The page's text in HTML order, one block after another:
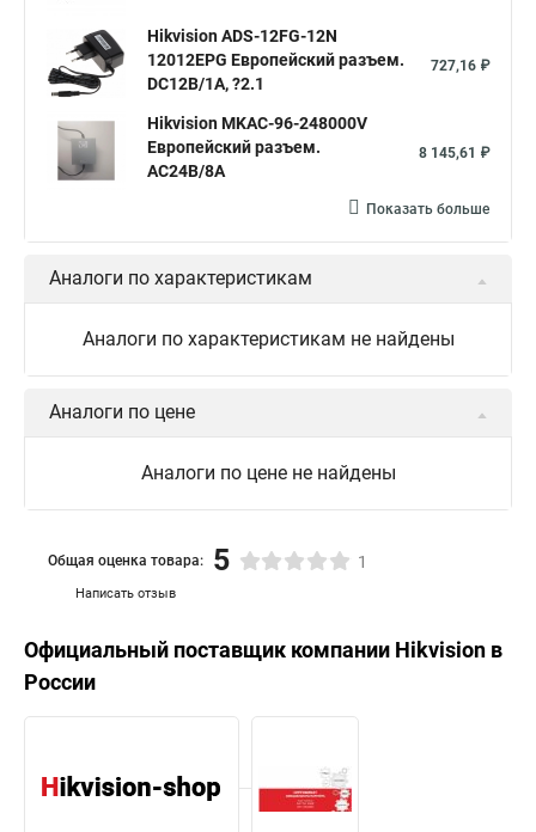
Hikvision ADS-12FG-12N
12012EPG Европейский разъем.
DC12В/1A, ?2.1
727,16 ₽
Hikvision MKAC-96-248000V
Европейский разъем.
АC24В/8A
8 145,61 ₽
Показать больше
Аналоги по характеристикам
Аналоги по характеристикам не найдены
Аналоги по цене
Аналоги по цене не найдены
Написать отзыв
Общая оценка товара: 5 1
Официальный поставщик компании Hikvision в
России